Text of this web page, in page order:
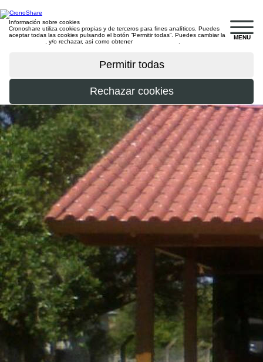
MENU
Información sobre cookies
Cronoshare utiliza cookies propias y de terceros para fines analíticos. Puedes
aceptar todas las cookies pulsando el botón “Permitir todas”. Puedes cambiar la
, y/o rechazar, así como obtener